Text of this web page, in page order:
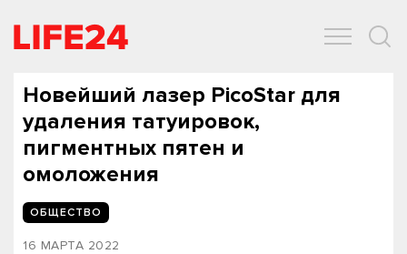
Новейший лазер PicoStar для
удаления татуировок,
пигментных пятен и
омоложения
ОБЩЕСТВО
16 МАРТА 2022